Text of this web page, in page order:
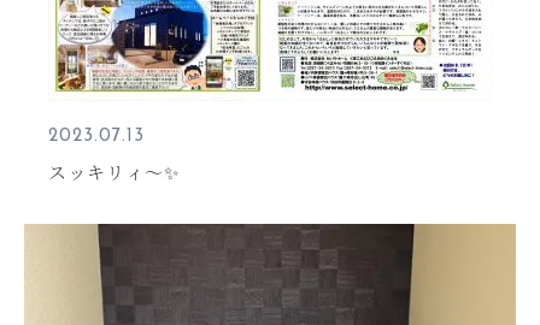
2023.07.13
スッキリィ～✨